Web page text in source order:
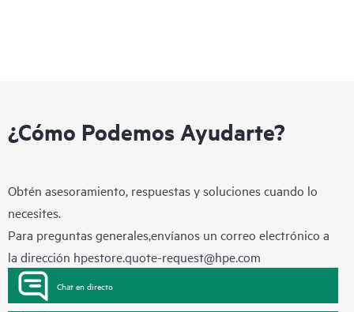
¿Cómo Podemos Ayudarte?
Obtén asesoramiento, respuestas y soluciones cuando lo
necesites.
Para preguntas generales,envíanos un correo electrónico a
la dirección hpestore.quote-request@hpe.com
Chat en directo